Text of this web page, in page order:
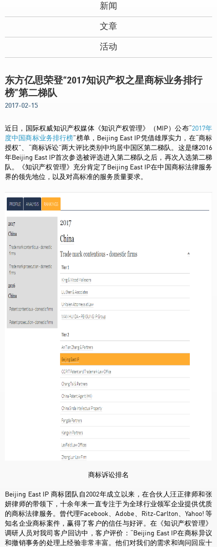
新闻
文章
活动
东方亿思荣登“2017知识产权之星商标业务排行
榜”第二梯队
2017-02-15
近日，国际权威知识产权媒体《知识产权管理》（MIP）公布“2017年
度中国商标业务排行榜”榜单，Beijing East IP凭借雄厚实力，在“商标
授权”、“商标诉讼”两大评比类别中均居中国区第二梯队。这是继2016
年Beijing East IP首次参选被评选进入第二梯队之后，再次入选第二梯
队。《知识产权管理》充分肯定了Beijing East IP在中国商标法律服务
界的领先地位，以及对高标准的服务质量要求。
商标诉讼排名
Beijing East IP 商标团队自2002年成立以来，在合伙人汪正律师和张
妍律师的带领下，十余年来一直专注于为全球行业领军企业提供优质
的商标法律服务。曾代理Facebook、Adobe、Ritz-Carlton、Yahoo! 等
知名企业商标案件，赢得了客户的信任与好评。在《知识产权管理》
调研人员对我司客户回访中，客户评价：“Beijing East IP在商标异议
和撤销事务的处理上经验非常丰富。他们对我们的需求和询问回应十